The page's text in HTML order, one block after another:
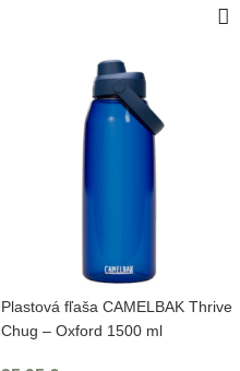
Plastová fľaša CAMELBAK Thrive
Chug – Oxford 1500 ml